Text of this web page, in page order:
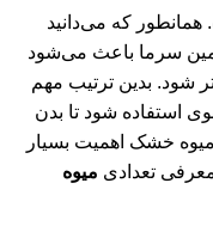
همانطور که می‌دانید
سرما باعث می‌شود
شود. بدین ترتیب مهم
استفاده شود تا بدن
خشک اهمیت بسیار
تعدادی میوه‌